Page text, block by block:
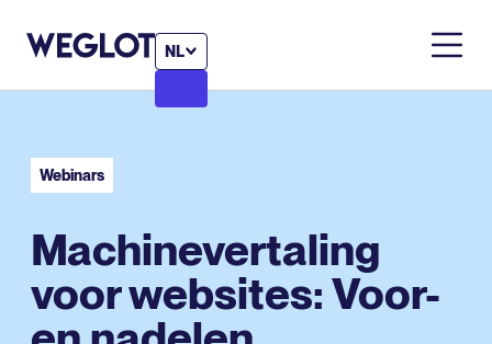
NL
Webinars
Machinevertaling
voor websites: Voor-